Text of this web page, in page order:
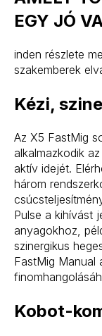
EGY JÓ
inden részlete
szakemberek
Kézi,
Az X5 FastMig
alkalmazkodik
aktív idejét.
három
Pulse a kihívást
anyagokhoz,
szinergikus
FastMig Manual
Kobot-